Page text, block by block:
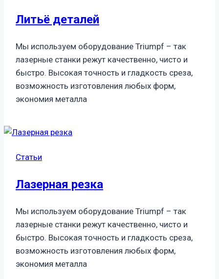
Литьё деталей
Мы используем оборудование Triumpf – так
лазерные станки режут качественно, чисто и
быстро. Высокая точность и гладкость среза,
возможность изготовления любых форм,
экономия металла
Статьи
Лазерная резка
Мы используем оборудование Triumpf – так
лазерные станки режут качественно, чисто и
быстро. Высокая точность и гладкость среза,
возможность изготовления любых форм,
экономия металла